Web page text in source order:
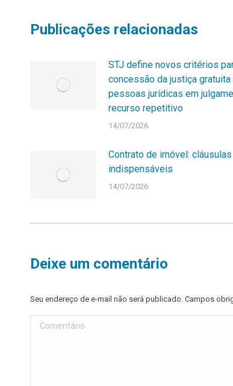
Publicações relacionadas
STJ define novos critérios
concessão da justiça gratuita
pessoas jurídicas em
recurso repetitivo
14/07/2026
Contrato de imóvel: cláusulas
indispensáveis
14/07/2026
Deixe um comentário
Seu endereço de e-mail não será publicado. Campos
Comentário